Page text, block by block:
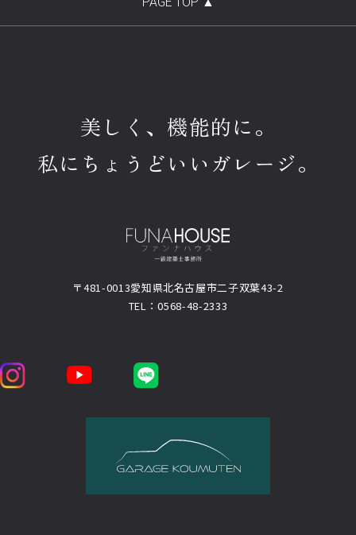
美しく、機能的に。
私にちょうどいいガレージ。
〒481-0013愛知県北名古屋市二子双葉43-2
TEL：0568-48-2333